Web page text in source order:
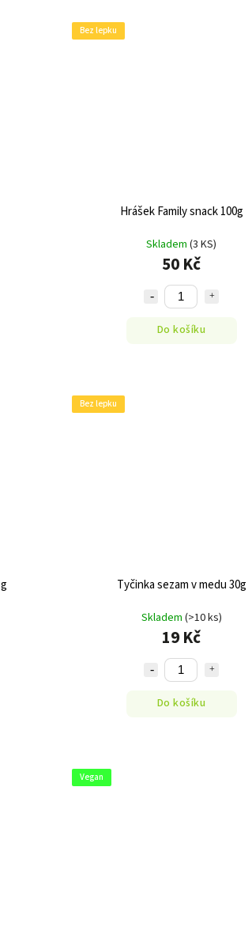
Bez lepku
Hrášek Family snack 100g
Skladem(3 KS)
50 Kč
Do košíku
Bez lepku
Tyčinka sezam v medu 30g
Skladem (>10 ks)
19 Kč
Do košíku
Vegan